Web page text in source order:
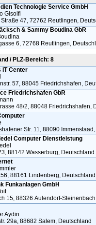
Technologie Service GmbH
Gisolfi
47, 72762 Reutlingen,
& Sammy Boudina GbR
6, 72768 Reutlingen,
/ PLZ-Bereich: 8
IT Center
57, 88045 Friedrichshafen,
Friedrichshafen GbR
48/2, 88048 Friedrichshafen,
Str. 11, 88090
Computer Dienstleistung
88142 Wasserburg, Deutschland
56, 88161 Lindenberg, Deutschland
Funkanlagen GmbH
15, 88326 Aulendorf-
Aydin
29a, 88682 Salem, Deutschland